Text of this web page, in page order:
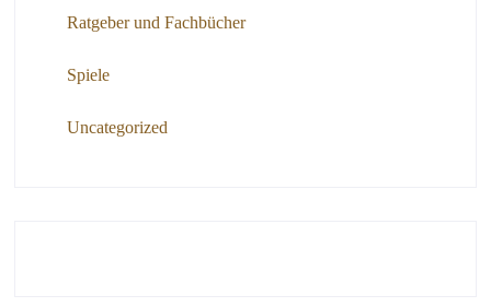
Ratgeber und Fachbücher
Spiele
Uncategorized